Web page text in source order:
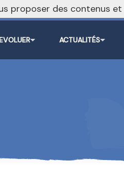
Vers le
ACTUALITÉS
proposer des contenus